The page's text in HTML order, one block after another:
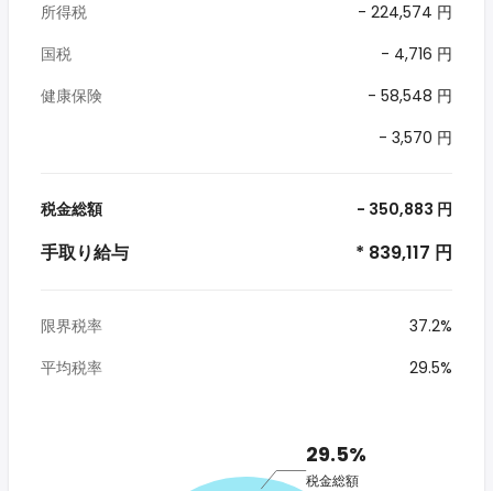
所得税
- 224,574 円
国税
- 4,716 円
健康保険
- 58,548 円
- 3,570 円
税金総額 - 350,883 円
手取り給与 * 839,117 円
限界税率
37.2%
平均税率
29.5%
29.5%
税金総額